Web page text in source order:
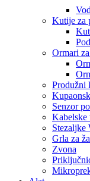
Kutije za
Ormari
Produžni
Senzor
Kabelske
Stezaljke
Grla za
Zvona